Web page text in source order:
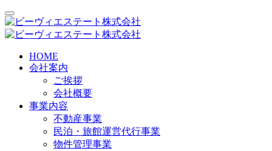
HOME
会社案内
ご挨拶
会社概要
事業内容
不動産事業
民泊・旅館運営代行事業
物件管理事業